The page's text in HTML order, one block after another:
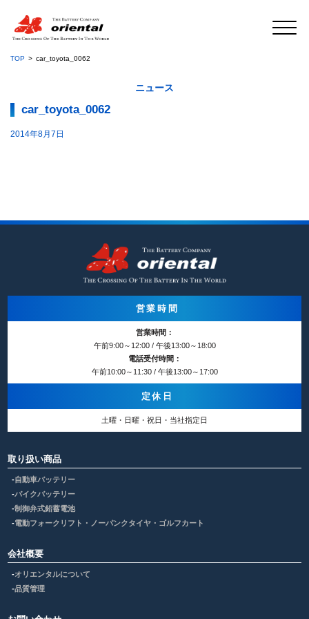
TOP car_toyota_0062
ニュース
car_toyota_0062
2014年8月7日
営業時間
営業時間：
午前9:00～12:00 / 午後13:00～18:00
電話受付時間：
午前10:00～11:30 / 午後13:00～17:00
定休日
土曜・日曜・祝日・当社指定日
取り扱い商品
自動車バッテリー
バイクバッテリー
制御弁式鉛蓄電池
電動フォークリフト・ノーパンクタイヤ・ゴルフカート
会社概要
オリエンタルについて
品質管理